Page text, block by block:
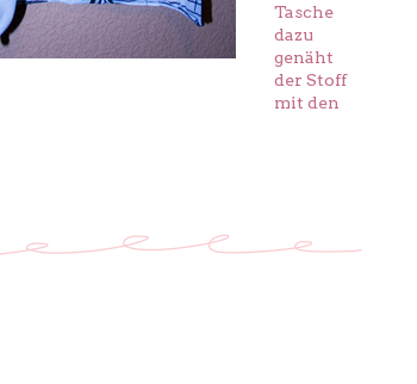
Tasche
dazu
genäht
der Stoff
mit den